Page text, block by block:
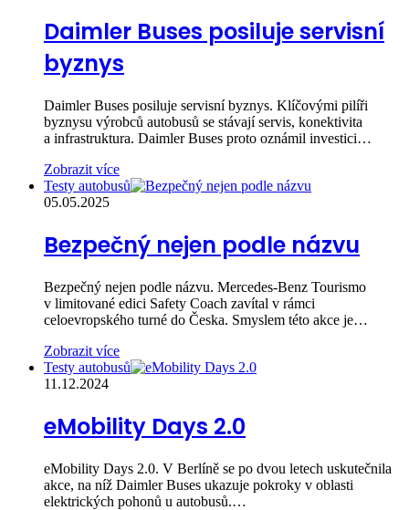
Daimler Buses posiluje servisní
byznys
Daimler Buses posiluje servisní byznys. Klíčovými pilíři
byznysu výrobců autobusů se stávají servis, konektivita
a infrastruktura. Daimler Buses proto oznámil investici…
Zobrazit více
Testy autobusů
05.05.2025
Bezpečný nejen podle názvu
Bezpečný nejen podle názvu. Mercedes-Benz Tourismo
v limitované edici Safety Coach zavítal v rámci
celoevropského turné do Česka. Smyslem této akce je…
Zobrazit více
Testy autobusů
11.12.2024
eMobility Days 2.0
eMobility Days 2.0. V Berlíně se po dvou letech uskutečnila
akce, na níž Daimler Buses ukazuje pokroky v oblasti
elektrických pohonů u autobusů.…